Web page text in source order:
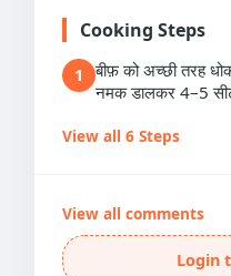
Cooking Steps
1
बीफ़ को अच्छी तरह
नमक डालकर 4–5
View all 6 Steps
View all comments
Login